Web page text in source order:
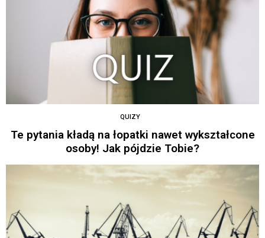
QUIZY
Te pytania kładą na łopatki nawet wykształcone
osoby! Jak pójdzie Tobie?